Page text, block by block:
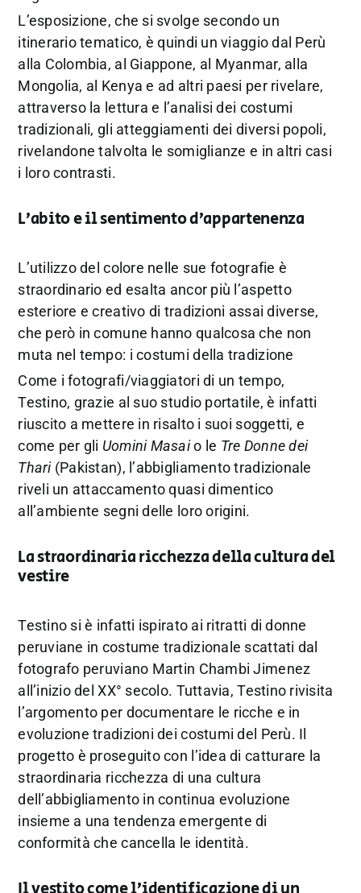
L’esposizione, che si svolge secondo un
itinerario tematico, è quindi un viaggio dal Perù
alla Colombia, al Giappone, al Myanmar, alla
Mongolia, al Kenya e ad altri paesi per rivelare,
attraverso la lettura e l’analisi dei costumi
tradizionali, gli atteggiamenti dei diversi popoli,
rivelandone talvolta le somiglianze e in altri casi
i loro contrasti.
L’abito e il sentimento d’appartenenza
L’utilizzo del colore nelle sue fotografie è
straordinario ed esalta ancor più l’aspetto
esteriore e creativo di tradizioni assai diverse,
che però in comune hanno qualcosa che non
muta nel tempo: i costumi della tradizione
Come i fotografi/viaggiatori di un tempo,
Testino, grazie al suo studio portatile, è infatti
riuscito a mettere in risalto i suoi soggetti, e
come per gli Uomini Masaio le Tre Donne dei
Thari(Pakistan), l’abbigliamento tradizionale
riveli un attaccamento quasi dimentico
all’ambiente segni delle loro origini.
La straordinaria ricchezza della cultura del
vestire
Testino si è infatti ispirato ai ritratti di donne
peruviane in costume tradizionale scattati dal
fotografo peruviano Martin Chambi Jimenez
all’inizio del XX° secolo. Tuttavia, Testino rivisita
l’argomento per documentare le ricche e in
evoluzione tradizioni dei costumi del Perù. Il
progetto è proseguito con l’idea di catturare la
straordinaria ricchezza di una cultura
dell’abbigliamento in continua evoluzione
insieme a una tendenza emergente di
conformità che cancella le identità.